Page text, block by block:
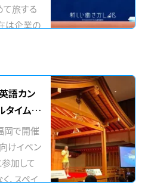
て旅する
は企業の
とボル
語学力
聞き取
トで返
語カン
タイムに
FUKU
岡で開催
けイベン
参加して
、スペイ